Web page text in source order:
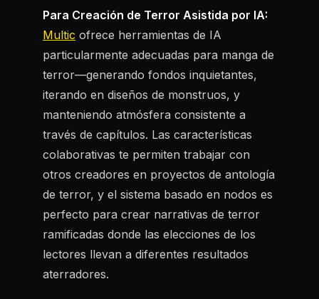
Para Creación de Terror Asistida por IA:
Multic ofrece herramientas de IA
particularmente adecuadas para manga de
terror—generando fondos inquietantes,
iterando en diseños de monstruos, y
manteniendo atmósfera consistente a
través de capítulos. Las características
colaborativas te permiten trabajar con
otros creadores en proyectos de antología
de terror, y el sistema basado en nodos es
perfecto para crear narrativas de terror
ramificadas donde las elecciones de los
lectores llevan a diferentes resultados
aterradores.